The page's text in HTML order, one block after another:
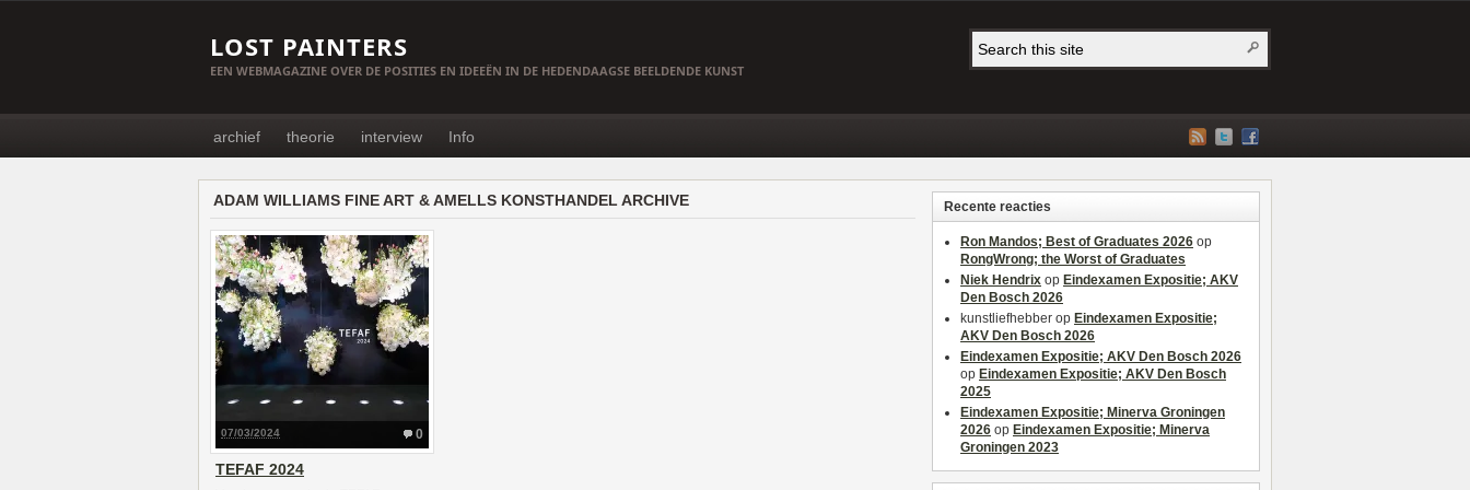
LOST PAINTERS
EEN WEBMAGAZINE OVER DE POSITIES EN IDEEËN IN DE HEDENDAAGSE BEELDENDE KUNST
archief theorie interview Info
ADAM WILLIAMS FINE ART & AMELLS KONSTHANDEL ARCHIVE
0
07/03/2024
TEFAF 2024
Recente reacties
Ron Mandos; Best of Graduates 2026 op
RongWrong; the Worst of Graduates
Niek Hendrix op Eindexamen Expositie; AKV
Den Bosch 2026
kunstliefhebber op Eindexamen Expositie;
AKV Den Bosch 2026
Eindexamen Expositie; AKV Den Bosch 2026
op Eindexamen Expositie; AKV Den Bosch
2025
Eindexamen Expositie; Minerva Groningen
2026 op Eindexamen Expositie; Minerva
Groningen 2023